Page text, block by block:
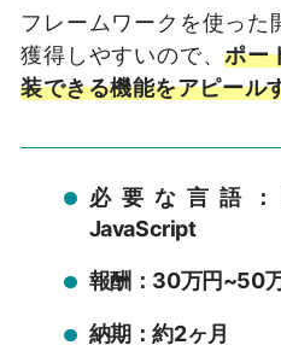
フレームワークを使った
獲得しやすいので、ポー
装できる機能をアピール
必要な言語：
JavaScript
報酬：30万円~50
納期：約2ヶ月